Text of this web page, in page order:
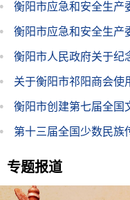
衡阳市应急和安全生产
地质灾害、自然灾害救
衡阳市应急和安全生产
地质灾害、自然灾害救
衡阳市人民政府关于纪
鸣的通告
关于衡阳市祁阳商会使
衡阳市创建第七届全国
表格
第十三届全国少数民族
会徽、吉祥物、主题歌
专题报道